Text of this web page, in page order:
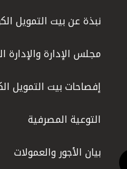
نبذة عن بيت التمويل
مجلس الإدارة والإدارة
إفصاحات بيت التمويل
التوعية المصرفية
بيان الأجور والعمولات